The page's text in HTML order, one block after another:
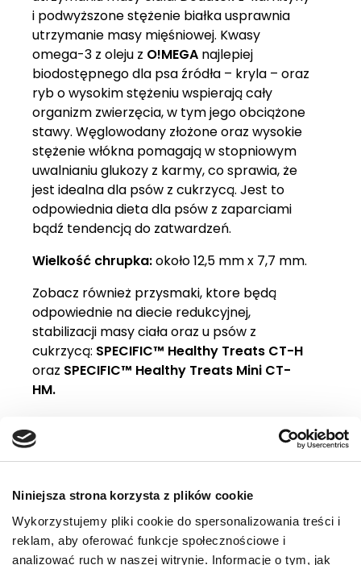
Niniejsza strona korzysta z plików cookie
Wykorzystujemy pliki cookie do spersonalizowania treści i
reklam, aby oferować funkcje społecznościowe i
analizować ruch w naszej witrynie. Informacje o tym, jak
i podwyższone stężenie białka usprawnia
utrzymanie masy mięśniowej. Kwasy
omega-3 z oleju z O!MEGA najlepiej
biodostępnego dla psa źródła – kryla – oraz
ryb o wysokim stężeniu wspierają cały
organizm zwierzęcia, w tym jego obciążone
stawy. Węglowodany złożone oraz wysokie
stężenie włókna pomagają w stopniowym
uwalnianiu glukozy z karmy, co sprawia, że
jest idealna dla psów z cukrzycą. Jest to
odpowiednia dieta dla psów z zaparciami
bądź tendencją do zatwardzeń.
Wielkość chrupka:około 12,5 mm x 7,7 mm.
Zobacz również przysmaki, ktore będą
odpowiednie na diecie redukcyjnej,
stabilizacji masy ciała oraz u psów z
cukrzycą: SPECIFIC™ Healthy Treats CT-H
oraz SPECIFIC™ Healthy Treats Mini CT-
HM.
Wskazania
Dlaczego warto
Zalecenia żywieniowe
Składniki
Skład analityczny